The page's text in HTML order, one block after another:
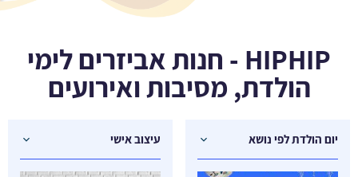
HIPHIP - חנות אביזרים לימי
הולדת, מסיבות ואירועים
יום הולדת לפי נושא עיצוב אישי